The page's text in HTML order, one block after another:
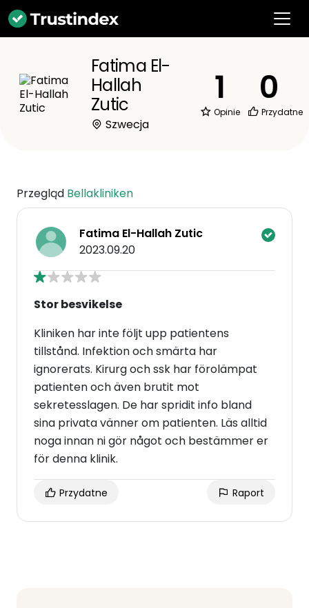
Fatima El-
Hallah
Zutic
Szwecja
1
Opinie
0
Przydatne
Przegląd Bellakliniken
Fatima El-Hallah Zutic
2023.09.20
Stor besvikelse
Kliniken har inte följt upp patientens
tillstånd. Infektion och smärta har
ignorerats. Kirurg och ssk har förolämpat
patienten och även brutit mot
sekretesslagen. De har spridit info bland
sina privata vänner om patienten. Läs alltid
noga innan ni gör något och bestämmer er
för denna klinik.
Przydatne Raport